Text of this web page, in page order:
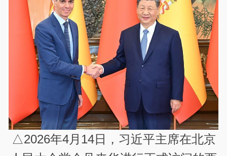
△2026年4月14日，习近平主席在北京